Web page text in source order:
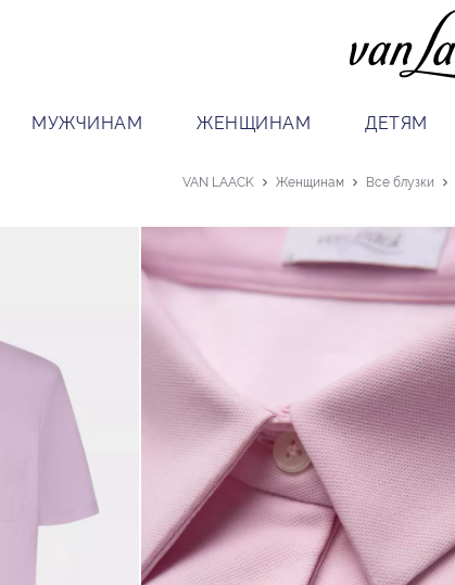
МУЖЧИНАМ ЖЕНЩИНАМ ДЕТЯМ
VAN LAACK Женщинам Все блузки